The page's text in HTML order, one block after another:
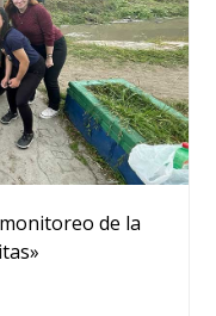
de la